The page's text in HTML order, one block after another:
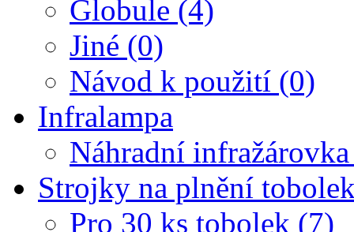
Globule (4)
Jiné (0)
Návod k použití (0)
Infralampa
Náhradní
Strojky na plnění
Pro 30 ks tobolek (7)